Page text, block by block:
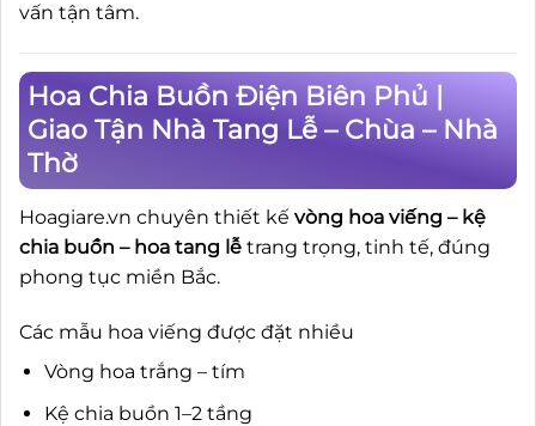
vấn tận tâm.
Hoa Chia Buồn Điện Biên Phủ |
Giao Tận Nhà Tang Lễ – Chùa – Nhà
Thờ
Hoagiare.vn chuyên thiết kế vòng hoa viếng – kệ
chia buồn – hoa tang lễ trang trọng, tinh tế, đúng
phong tục miền Bắc.
Các mẫu hoa viếng được đặt nhiều
Vòng hoa trắng – tím
Kệ chia buồn 1–2 tầng